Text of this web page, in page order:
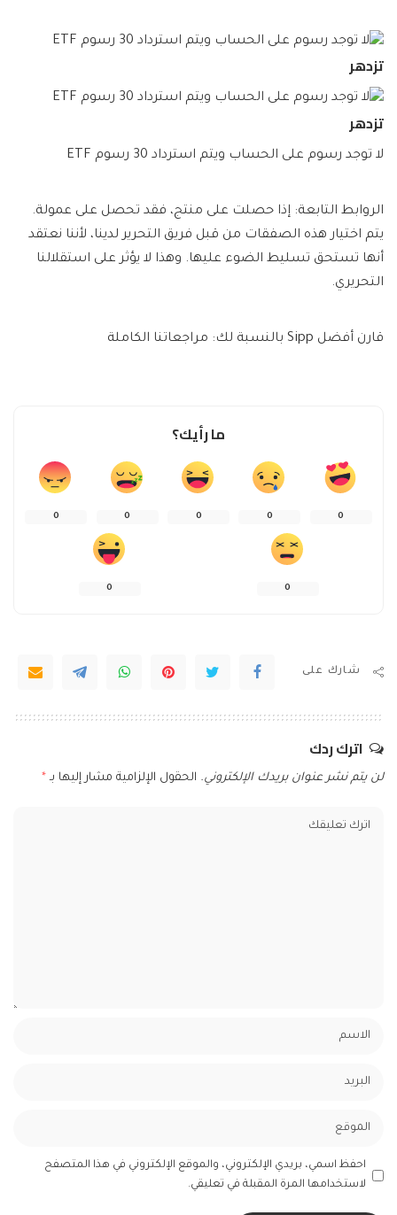
تزدهر
تزدهر
لا توجد رسوم على الحساب ويتم استرداد 30 رسوم ETF
الروابط التابعة: إذا حصلت على منتج، فقد تحصل على عمولة.
يتم اختيار هذه الصفقات من قبل فريق التحرير لدينا، لأننا نعتقد
أنها تستحق تسليط الضوء عليها. وهذا لا يؤثر على استقلالنا
التحريري.
قارن أفضل Sipp بالنسبة لك: مراجعاتنا الكاملة
ما رأيك؟
0
0
0
0
0
0
0
شارك على
اترك ردك
لن يتم نشر عنوان بريدك الإلكتروني. الحقول الإلزامية مشار إليها بـ *
احفظ اسمي، بريدي الإلكتروني، والموقع الإلكتروني في هذا المتصفح
لاستخدامها المرة المقبلة في تعليقي.